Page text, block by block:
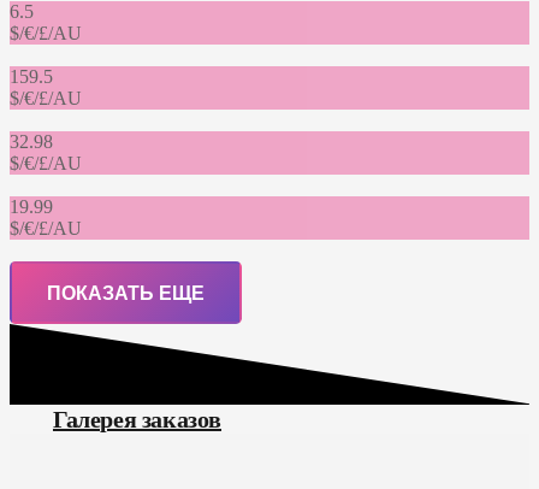
6.5
$/€/£/AU
159.5
$/€/£/AU
32.98
$/€/£/AU
19.99
$/€/£/AU
ПОКАЗАТЬ ЕЩЕ
Галерея заказов